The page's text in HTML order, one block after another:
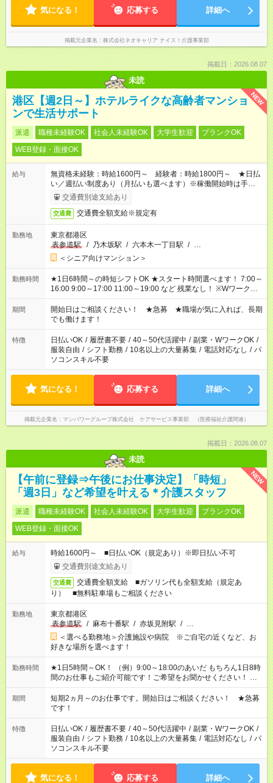
気になる！ 応募する 詳細へ
掲載元企業名 株式会社ネオキャリア ナイス！介護事業部
掲載日：2026.08.07
未読
NEW
港区【週2日～】ホテルライクな高齢者マンショ
ンで生活サポート
派遣 職種未経験OK 社会人未経験OK 大学生歓迎
ブランクOK
WEB登録・面接OK
給与
無資格未経験：時給1600円～ 経験者：時給1800円～ ★日払
い／週払い制度あり（月払いも選べます）※稼働開始時は手続き
完了次第のお支払いとなります。
交通費別途支給あり
交通費 交通費全額支給※規定有
勤務地
東京都港区
表参道駅
/ 乃木坂駅 / 六本木一丁目駅 / …
＜シニア向けマンション＞
勤務時間
★1日6時間～の時短シフトOK ★スタート時間選べます！ 7:00～
16:00 9:00～17:00 11:00～19:00 など 残業なし！ ※Wワークの
場合、他のお仕事と合わせ週40時間超の就業はご案内できませ
ん ※法令に基づき、週20時間以上勤務は社会保険への加入対象
となります ※労働者派遣法（日雇い派遣の原則禁止）により、
短時間・短期間の就業はご案内が難しい場合があります
期間
開始日はご相談ください！ ★急募 ★職場が気に入れば、長期
でも働けます！
特徴 日払いOK / 履歴書不要 / 40～50代活躍中 / 副業・WワークOK /
服装自由 / シフト勤務 / 10名以上の大量募集 / 電話対応なし / パ
ソコンスキル不要
気になる！ 応募する 詳細へ
掲載元企業名 マンパワーグループ株式会社 ケアサービス事業部 （医療福祉介護関連）
掲載日：2026.08.07
未読
NEW
【午前に登録⇒午後にお仕事決定】「時短」
「週3日」など希望を叶える＊介護スタッフ
派遣 職種未経験OK 社会人未経験OK 大学生歓迎
ブランクOK
WEB登録・面接OK
給与
時給1600円～ ■日払いOK（規定あり）※即日払い不可
交通費別途支給あり
交通費
交通費全額支給 ■ガソリン代も全額支給（規定あ
り） ■無料駐車場もご相談ください
勤務地
東京都港区
表参道駅
/ 麻布十番駅 / 赤坂見附駅 / …
＜選べる勤務地＞介護施設や病院 ※ご自宅の近くなど、お
好きな場所を選べます！
勤務時間
★1日5時間～OK！ （例）9:00～18:00のあいだ もちろん1日8時
間のお仕事もご紹介可能です！ご希望をお聞かせください！ ※
週最低15時間以上の勤務が必要です
期間
短期2ヵ月～のお仕事です。開始日はご相談ください！ ★急募
です！
特徴 日払いOK / 履歴書不要 / 40～50代活躍中 / 副業・WワークOK /
服装自由 / シフト勤務 / 10名以上の大量募集 / 電話対応なし / パ
ソコンスキル不要
気になる！ 応募する 詳細へ